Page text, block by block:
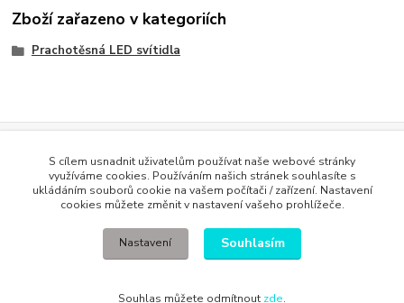
Zboží zařazeno v kategoriích
Prachotěsná LED svítidla
Podle zákona o evidenci tržeb je prodávající povinen vystavit
kupujícímu účtenku. Zároveň je povinen zaevidovat přijatou tržbu u
správce daně online; v případě technického výpadku pak nejpozději do
S cílem usnadnit uživatelům používat naše webové stránky
využíváme cookies. Používáním našich stránek souhlasíte s
ukládáním souborů cookie na vašem počítači / zařízení. Nastavení
cookies můžete změnit v nastavení vašeho prohlížeče.
Nastavení Souhlasím
Souhlas můžete odmítnout zde.